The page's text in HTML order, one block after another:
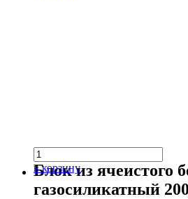
в корзину
Блок из ячеистого
газосиликатный